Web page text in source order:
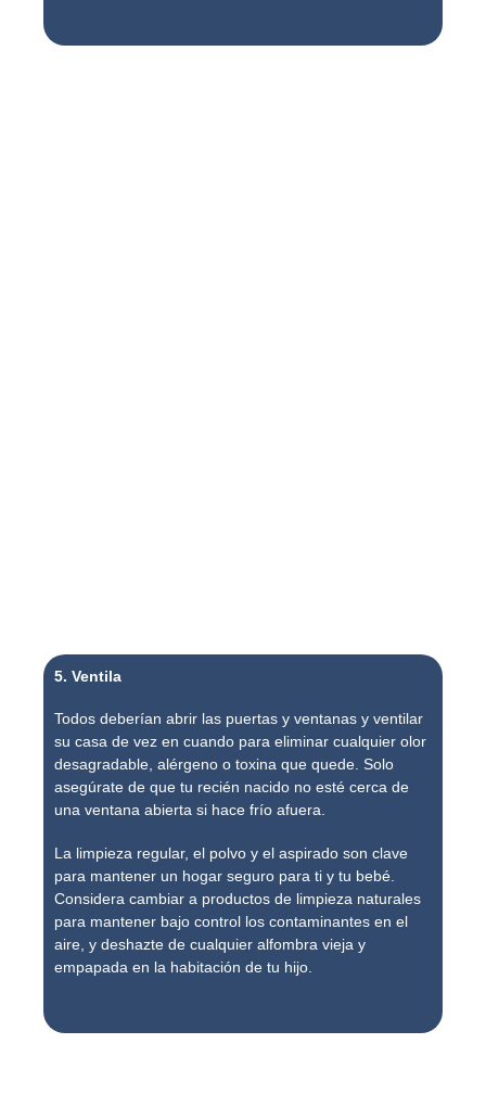
5. Ventila
Todos deberían abrir las puertas y ventanas y ventilar
su casa de vez en cuando para eliminar cualquier olor
desagradable, alérgeno o toxina que quede. Solo
asegúrate de que tu recién nacido no esté cerca de
una ventana abierta si hace frío afuera.
La limpieza regular, el polvo y el aspirado son clave
para mantener un hogar seguro para ti y tu bebé.
Considera cambiar a productos de limpieza naturales
para mantener bajo control los contaminantes en el
aire, y deshazte de cualquier alfombra vieja y
empapada en la habitación de tu hijo.